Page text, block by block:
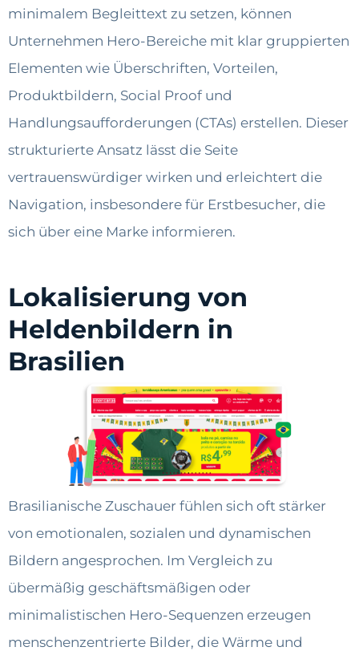
minimalem Begleittext zu setzen, können
Unternehmen Hero-Bereiche mit klar gruppierten
Elementen wie Überschriften, Vorteilen,
Produktbildern, Social Proof und
Handlungsaufforderungen (CTAs) erstellen. Dieser
strukturierte Ansatz lässt die Seite
vertrauenswürdiger wirken und erleichtert die
Navigation, insbesondere für Erstbesucher, die
sich über eine Marke informieren.
Lokalisierung von
Heldenbildern in
Brasilien
Brasilianische Zuschauer fühlen sich oft stärker
von emotionalen, sozialen und dynamischen
Bildern angesprochen. Im Vergleich zu
übermäßig geschäftsmäßigen oder
minimalistischen Hero-Sequenzen erzeugen
menschenzentrierte Bilder, die Wärme und